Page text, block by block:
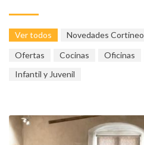
Ver todos Novedades Cortineo
Ofertas
Cocinas Oficinas
Infantil y Juvenil